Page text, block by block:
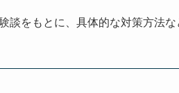
談をもとに、具体的な対策方法